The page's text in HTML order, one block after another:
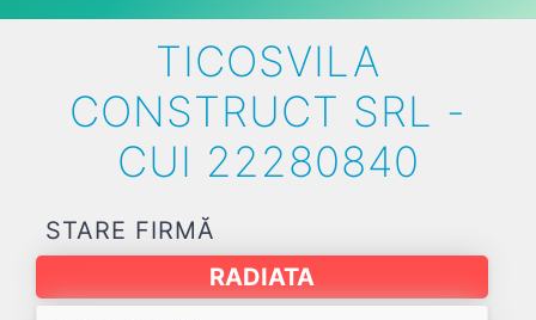
TICOSVILA
CONSTRUCT SRL -
CUI 22280840
STARE FIRMĂ
RADIATA